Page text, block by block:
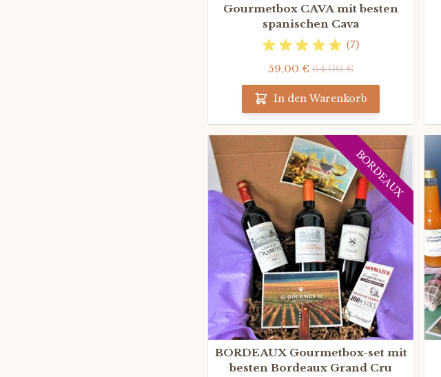
Gourmetbox CAVA mit besten
spanischen Cava
(7)
59,00 € 64,00 €
In den Warenkorb
BORDEAUX
BORDEAUX Gourmetbox-set mit
besten Bordeaux Grand Cru